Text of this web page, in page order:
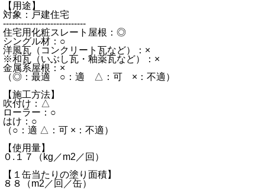
【用途】
対象：戸建住宅
----------------------------
住宅用化粧スレート屋根：◎
シングル材：○
洋風瓦（コンクリート瓦など）：×
※和瓦（いぶし瓦・釉薬瓦など）：×
金属系屋根：×
（◎：最適 ○：適 △：可 ×：不適）
【施工方法】
吹付け：△
ローラー：○
はけ：○
（○：適 △：可 ×：不適）
【使用量】
０.１７（kg／m2／回）
【１缶当たりの塗り面積】
８８（m2／回／缶）